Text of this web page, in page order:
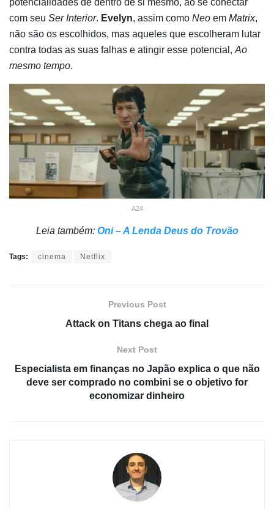
potencialidades de dentro de si mesmo, ao se conectar
com seu Ser Interior. Evelyn, assim como Neo em Matrix,
não são os escolhidos, mas aqueles que escolheram lutar
contra todas as suas falhas e atingir esse potencial, Ao
mesmo tempo.
A24
Leia também: Oni – A Lenda Deus do Trovão
Tags: cinema Netflix
Previous Post
Attack on Titans chega ao final
Next Post
Especialista em finanças no Japão explica o que não
deve ser comprado no combini se o objetivo for
economizar dinheiro